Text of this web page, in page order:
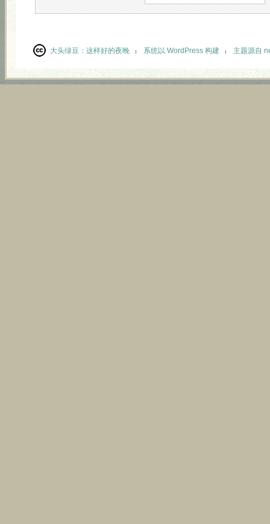
大头绿豆： 这样好的夜晚 系统以 WordPress 构建 主题源自